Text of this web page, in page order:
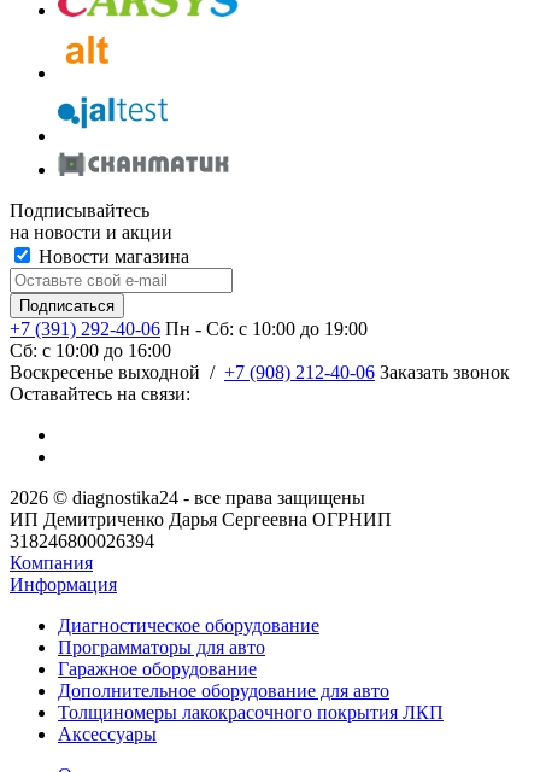
Подписывайтесь
на новости и акции
Новости магазина
+7 (391) 292-40-06 Пн - Сб: c 10:00 до 19:00
Сб: c 10:00 до 16:00
​Воскресенье выходной / +7 (908) 212-40-06 Заказать звонок
Оставайтесь на связи:
2026 © diagnostika24 - все права защищены
ИП Демитриченко Дарья Сергеевна ОГРНИП
318246800026394
Компания
Информация
Диагностическое оборудование
Программаторы для авто
Гаражное оборудование
Дополнительное оборудование для авто
Толщиномеры лакокрасочного покрытия ЛКП
Аксессуары